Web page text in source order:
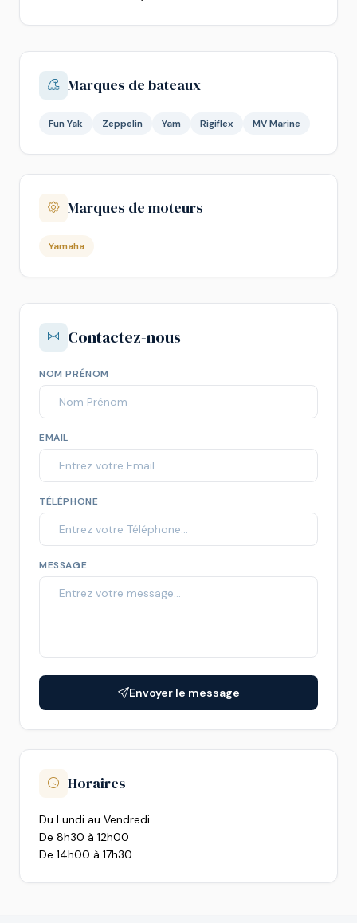
Marques de bateaux
Fun Yak Zeppelin Yam Rigiflex MV Marine
Marques de moteurs
Yamaha
Contactez-nous
NOM PRÉNOM
EMAIL
TÉLÉPHONE
MESSAGE
Envoyer le message
Horaires
Du Lundi au Vendredi
De 8h30 à 12h00
De 14h00 à 17h30